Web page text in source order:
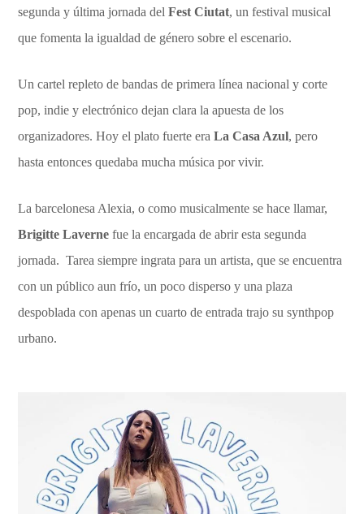
segunda y última jornada delFest Ciutat, un festival musical
que fomenta la igualdad de género sobre el escenario.
Un cartel repleto de bandas de primera línea nacional y corte
pop, indie y electrónico dejan clara la apuesta de los
organizadores. Hoy el plato fuerte eraLa Casa Azul, pero
hasta entonces quedaba mucha música por vivir.
La barcelonesa Alexia, o como musicalmente se hace llamar,
Brigitte Lavernefue la encargada de abrir esta segunda
jornada. Tarea siempre ingrata para un artista, que se encuentra
con un público aun frío, un poco disperso y una plaza
despoblada con apenas un cuarto de entrada trajo su synthpop
urbano.